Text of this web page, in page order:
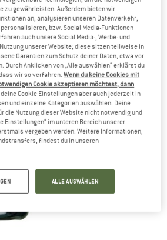
PEAK PERFORMANCE
Helium Aop Bum Bag
Hüfttasche
79,95 €67,96 €
(0)
zu gewährleisten. Außerdem bieten wir
an, analysieren unseren Datenverkehr,
bzw. Social Media-Funktionen
auch unsere Social Media-, Werbe- und
unserer Website; diese sitzen teilweise in
Garantien zum Schutz deiner Daten, etwa vor
Durch Anklicken von „Alle auswählen“ erklärst du
wir so verfahren.Wenn du keine Cookies mit
Cookie akzeptieren möchtest, dann
deine Cookie Einstellungen aber auch jederzeit in
und einzelne Kategorien auswählen. Deine
die Nutzung dieser Website nicht notwendig und
Einstellungen“ im unteren Bereich unserer
vergeben werden. Weitere Informationen,
findest du in unseren
ALLE AUSWÄHLEN